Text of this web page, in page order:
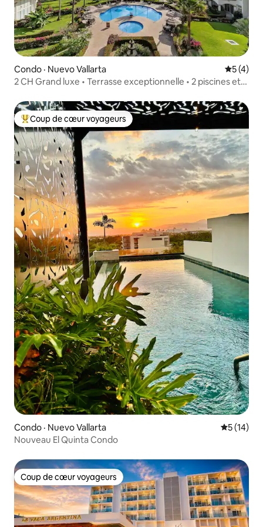
Condo · Nuevo Vallarta Note
5 (4)
2 CH Grand luxe • Terrasse exceptionnelle • 2 piscines et
Coup de cœur voyageurs parmi les plus aimés
Coup de cœur voyageurs
Condo · Nuevo Vallarta Note
5 (14)
Nouveau El Quinta Condo
Coup de cœur voyageurs
Coup de cœur voyageurs